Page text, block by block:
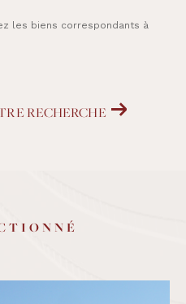
les biens correspondants à
RECHERCHE